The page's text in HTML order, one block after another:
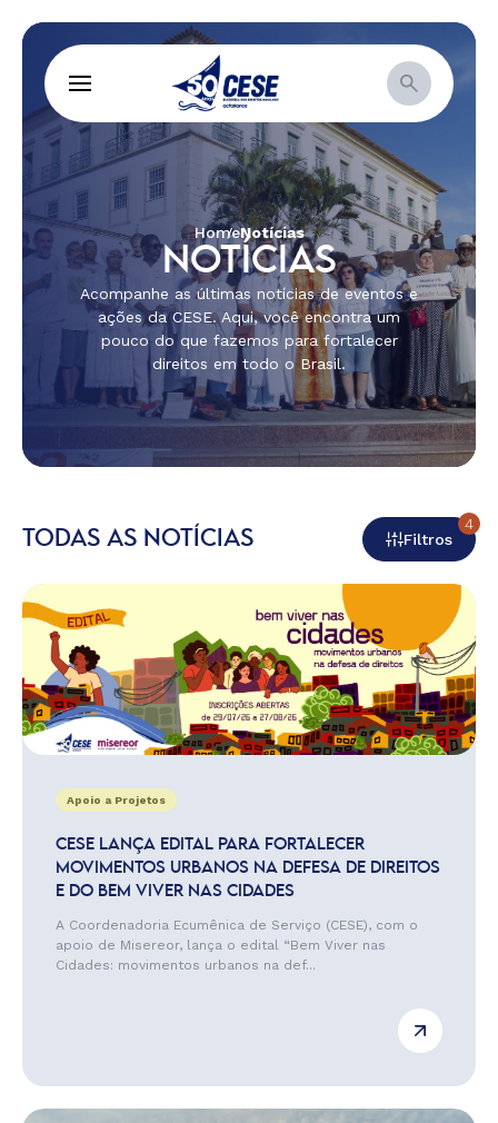
HomeNotícias
NOTÍCIAS
Acompanhe as últimas notícias de eventos e
ações da CESE. Aqui, você encontra um
pouco do que fazemos para fortalecer
direitos em todo o Brasil.
TODAS AS NOTÍCIAS Filtros
4
Apoio a Projetos
CESE LANÇA EDITAL PARA FORTALECER
MOVIMENTOS URBANOS NA DEFESA DE DIREITOS
E DO BEM VIVER NAS CIDADES
A Coordenadoria Ecumênica de Serviço (CESE), com o
apoio de Misereor, lança o edital “Bem Viver nas
Cidades: movimentos urbanos na def...